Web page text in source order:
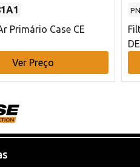
Primário Case CE
Ver Preço
PN